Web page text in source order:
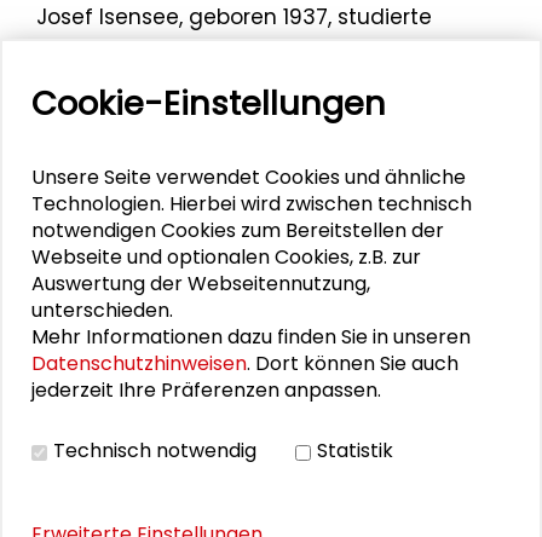
Josef Isensee, geboren 1937, studierte
Rechts­wissenschaften und Philosophie in
Professor Isensee zum ordentlichen
Lehrstuhl für Staats- und Verwaltungsrecht
III, berufen. Von 1975 bis 2002 war er
Lehrstuhlinhaber für Öffentliches Recht an
der Universität Bonn. Gemeinsam mit Paul
Kirchhof ist er Herausgeber des „Handbuch
für Staatsrecht".
Er hielt dieLaudatio auf Paul Kirchhof
anlässlich der Verleihung des Schader-
Cookie-Einstellungen
Unsere Seite verwendet Cookies und ähnliche
Technologien. Hierbei wird zwischen technisch
notwendigen Cookies zum Bereitstellen der
Webseite und optionalen Cookies, z.B. zur
Auswertung der Webseitennutzung,
unterschieden.
Mehr Informationen dazu finden Sie in unseren
Datenschutzhinweisen. Dort können Sie auch
jederzeit Ihre Präferenzen anpassen.
Technisch notwendig Statistik